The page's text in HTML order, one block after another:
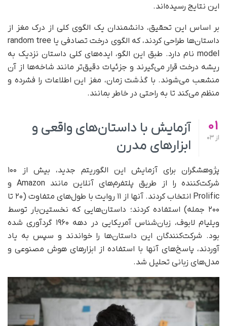
این نتایج رسیده‌اند.
بر اساس این تحقیق، دانشمندان یک الگوی کلی از درک مغز از
داستان‌ها طراحی کردند، که الگوی درخت تصادفی یا random tree
model نام دارد. طبق این الگو، ایده‌های کلی داستان نزدیک به
ریشه درخت قرار می‌گیرند و جزئیات دقیق‌تر مانند شاخه‌ها از آن
منشعب می‌شوند. با گذشت زمان، مغز این اطلاعات را فشرده و
منظم می‌کند تا به راحتی در خاطر بمانند.
01
از
آزمایش با داستان‌های واقعی و
ابزارهای مدرن
پژوهشگران برای آزمایش این الگوریتم جدید، بیش از ۱۰۰
شرکت‌کننده را از طریق پلتفرم‌های آنلاین مانند Amazon و
Prolific انتخاب کردند. آنها از ۱۱ روایت با طول‌های متفاوت (۲۰ تا
۲۰۰ جمله) استفاده کردند؛ داستان‌هایی که نخستین‌بار توسط
ویلیام لابوف، زبان‌شناس آمریکایی در دهه ۱۹۶۰ گردآوری شده
بود. شرکت‌کنندگان این داستان‌ها را خواندند و سپس به یاد
آوردند، پاسخ‌های آنها با استفاده از ابزارهای هوش مصنوعی و
مدل‌های زبانی تحلیل شد.